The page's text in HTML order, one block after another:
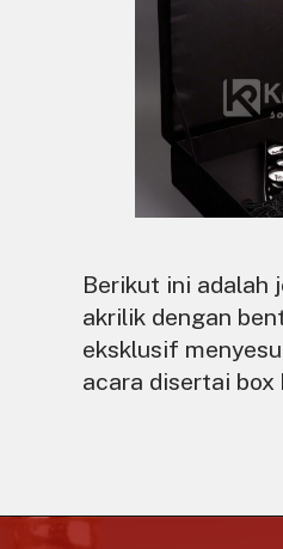
Berikut ini adalah
akrilik dengan
eksklusif
acara disertai box